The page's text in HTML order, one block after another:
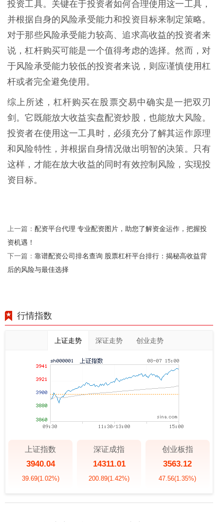
投资工具。关键在于投资者如何合理使用这一工具，
并根据自身的风险承受能力和投资目标来制定策略。
对于那些风险承受能力较高、追求高收益的投资者来
说，杠杆购买可能是一个值得考虑的选择。然而，对
于风险承受能力较低的投资者来说，则应谨慎使用杠
杆或者完全避免使用。
综上所述，杠杆购买在股票交易中确实是一把双刃
剑。它既能放大收益实盘配资炒股，也能放大风险。
投资者在使用这一工具时，必须充分了解其运作原理
和风险特性，并根据自身情况做出明智的决策。只有
这样，才能在放大收益的同时有效控制风险，实现投
资目标。
上一篇： 配资平台代理 专业配资图片，助您了解资金运作，把握投
资机遇！
下一篇： 靠谱配资公司排名查询 股票杠杆平台排行：揭秘高收益背
后的风险与最佳选择
行情指数
上证走势 深证走势 创业走势
上证指数
3940.04
39.69(1.02%)
深证成指
14311.01
200.89(1.42%)
创业板指
3563.12
47.56(1.35%)